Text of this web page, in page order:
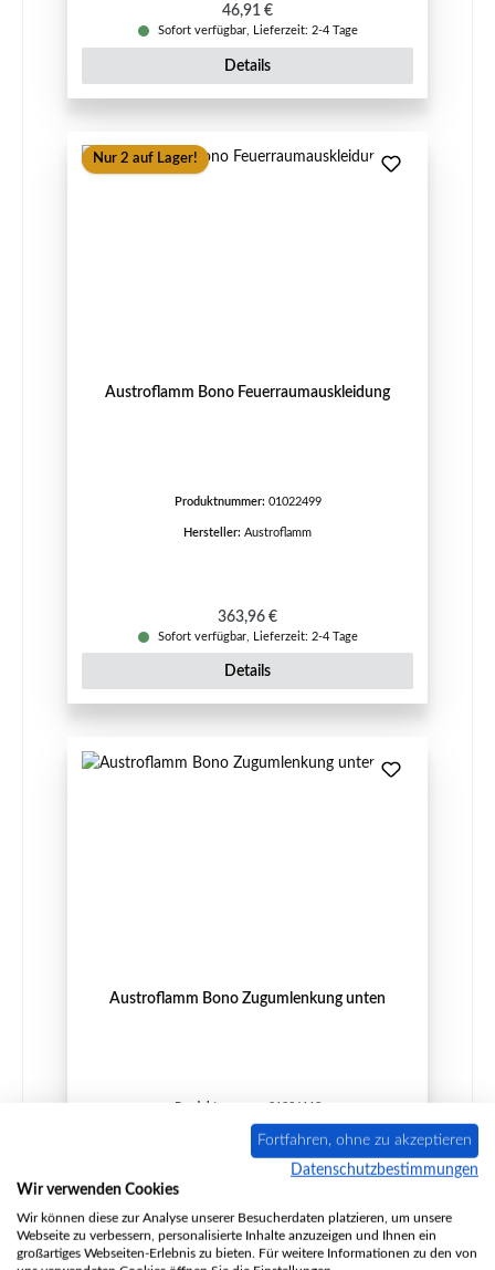
Regulärer Preis:
46,91 €
Sofort verfügbar, Lieferzeit: 2-4 Tage
Details
Nur 2 auf Lager!
Austroflamm Bono Feuerraumauskleidung
Produktnummer: 01022499
Hersteller: Austroflamm
Regulärer Preis:
363,96 €
Sofort verfügbar, Lieferzeit: 2-4 Tage
Details
Austroflamm Bono Zugumlenkung unten
Produktnummer: 01026118
Austroflamm
Regulärer Preis:
65,41 €
Sofort verfügbar, Lieferzeit: 2-4 Tage
Fortfahren, ohne zu akzeptieren
Datenschutzbestimmungen
Wir verwenden Cookies
Wir können diese zur Analyse unserer Besucherdaten platzieren, um unsere
Webseite zu verbessern, personalisierte Inhalte anzuzeigen und Ihnen ein
großartiges Webseiten-Erlebnis zu bieten. Für weitere Informationen zu den von